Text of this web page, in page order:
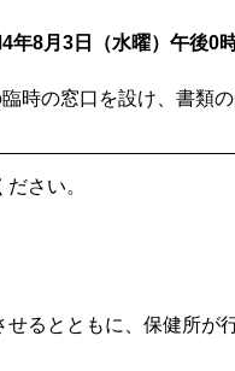
8月3日（水曜）午後0時
時の窓口を設け、書類
さい。
るとともに、保健所が